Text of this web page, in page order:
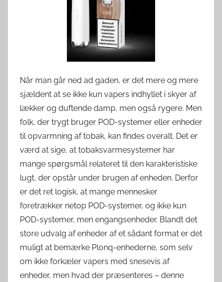
r
d
e
n
Når man går ned ad gaden, er det mere og mere
sjældent at se ikke kun vapers indhyllet i skyer af
lækker og duftende damp, men også rygere. Men
folk, der trygt bruger POD-systemer eller enheder
til opvarmning af tobak, kan findes overalt. Det er
værd at sige, at tobaksvarmesystemer har
mange spørgsmål relateret til den karakteristiske
lugt, der opstår under brugen af enheden. Derfor
er det ret logisk, at mange mennesker
foretrækker netop POD-systemer, og ikke kun
POD-systemer, men engangsenheder. Blandt det
store udvalg af enheder af et sådant format er det
muligt at bemærke Plonq-enhederne, som selv
om ikke forkæler vapers med snesevis af
enheder, men hvad der præsenteres – denne